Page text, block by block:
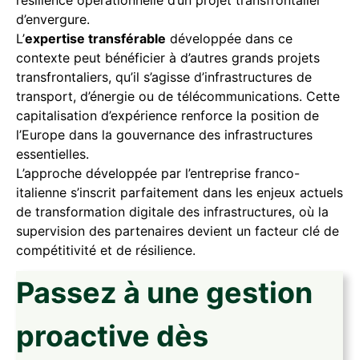
d’envergure.
L’expertise transférable développée dans ce
contexte peut bénéficier à d’autres grands projets
transfrontaliers, qu’il s’agisse d’infrastructures de
transport, d’énergie ou de télécommunications. Cette
capitalisation d’expérience renforce la position de
l’Europe dans la gouvernance des infrastructures
essentielles.
L’approche développée par l’entreprise franco-
italienne s’inscrit parfaitement dans les enjeux actuels
de transformation digitale des infrastructures, où la
supervision des partenaires devient un facteur clé de
compétitivité et de résilience.
Passez à une gestion
proactive dès